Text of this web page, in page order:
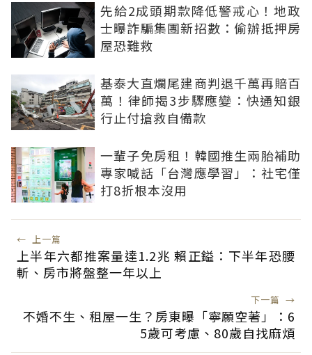
先給2成頭期款降低警戒心！地政
士曝詐騙集團新招數：偷辦抵押房
屋恐難救
基泰大直爛尾建商判退千萬再賠百
萬！律師揭3步驟應變：快通知銀
行止付搶救自備款
一輩子免房租！韓國推生兩胎補助
專家喊話「台灣應學習」：社宅僅
打8折根本沒用
← 上一篇
上半年六都推案量達1.2兆 賴正鎰：下半年恐腰
斬、房市將盤整一年以上
下一篇 →
不婚不生、租屋一生？房東曝「寧願空著」：6
5歲可考慮、80歲自找麻煩